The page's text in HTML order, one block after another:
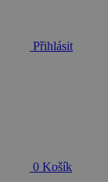
Přihlásit
0 Košík